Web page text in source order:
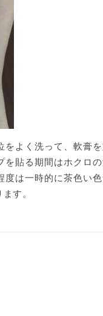
をよく洗って、軟膏
を貼る期間はホクロ
は一時的に茶色い
す。